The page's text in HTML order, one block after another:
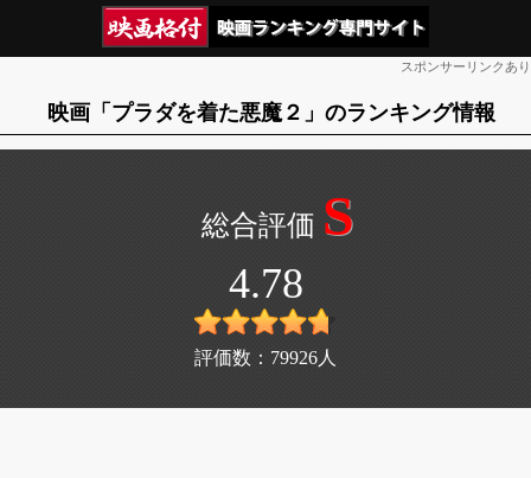
スポンサーリンクあり
映画「プラダを着た悪魔２」のランキング情報
S
4.78
評価数： 79926 人